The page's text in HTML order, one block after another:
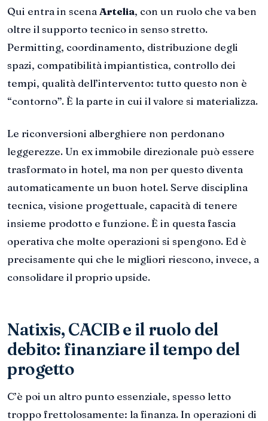
Qui entra in scena Artelia, con un ruolo che va ben
oltre il supporto tecnico in senso stretto.
Permitting, coordinamento, distribuzione degli
spazi, compatibilità impiantistica, controllo dei
tempi, qualità dell’intervento: tutto questo non è
“contorno”. È la parte in cui il valore si materializza.
Le riconversioni alberghiere non perdonano
leggerezze. Un ex immobile direzionale può essere
trasformato in hotel, ma non per questo diventa
automaticamente un buon hotel. Serve disciplina
tecnica, visione progettuale, capacità di tenere
insieme prodotto e funzione. È in questa fascia
operativa che molte operazioni si spengono. Ed è
precisamente qui che le migliori riescono, invece, a
consolidare il proprio upside.
Natixis, CACIB e il ruolo del
debito: finanziare il tempo del
progetto
C’è poi un altro punto essenziale, spesso letto
troppo frettolosamente: la finanza. In operazioni di